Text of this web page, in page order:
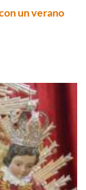
un verano